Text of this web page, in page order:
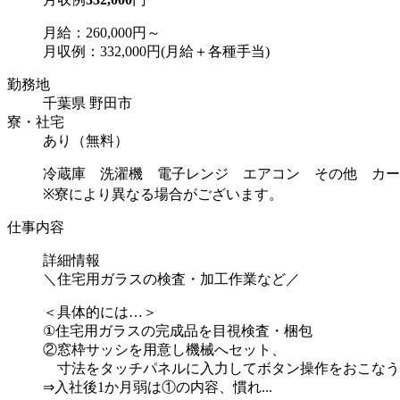
月給：260,000円～
月収例：332,000円(月給＋各種手当)
勤務地
千葉県 野田市
寮・社宅
あり（無料）
冷蔵庫 洗濯機 電子レンジ エアコン その他 カー
※寮により異なる場合がございます。
仕事内容
詳細情報
＼住宅用ガラスの検査・加工作業など／
＜具体的には…＞
①住宅用ガラスの完成品を目視検査・梱包
②窓枠サッシを用意し機械へセット、
寸法をタッチパネルに入力してボタン操作をおこなう
⇒入社後1か月弱は①の内容、慣れ...